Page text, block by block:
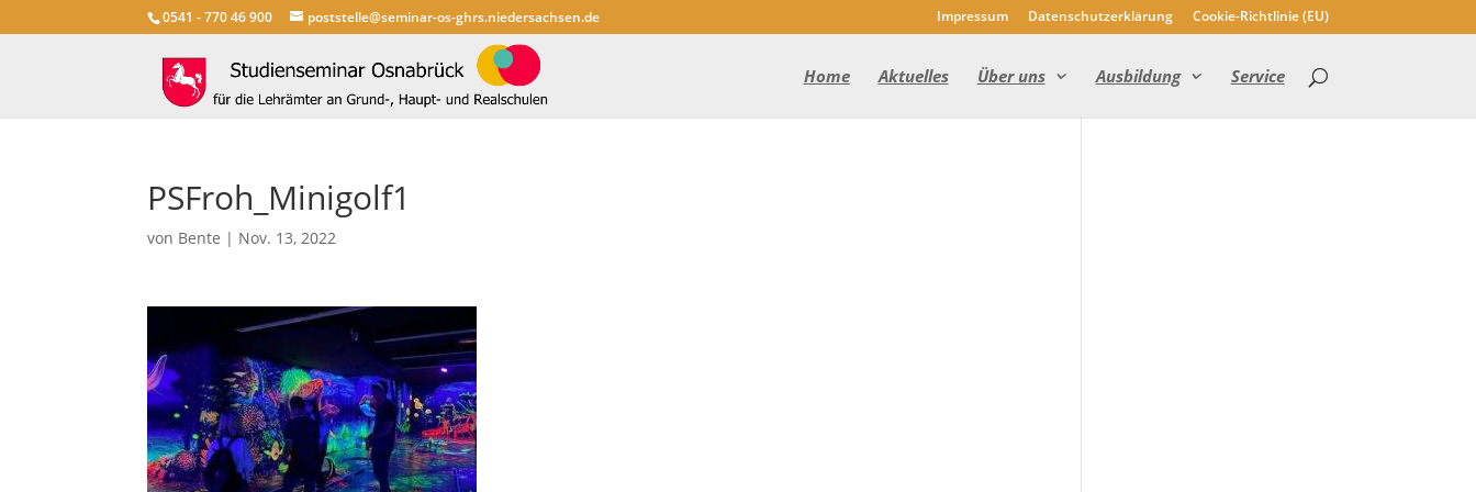
0541 - 770 46 900 poststelle@seminar-os-ghrs.niedersachsen.de Impressum Datenschutzerklärung Cookie-Richtlinie (EU)
Home Aktuelles Über uns Ausbildung Service
PSFroh_Minigolf1
von Bente | Nov. 13, 2022